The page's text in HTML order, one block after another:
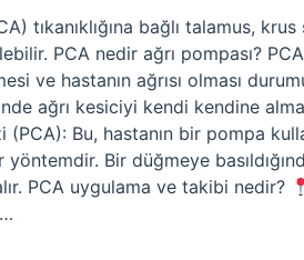
tıkanıklığına bağlı talamus,
PCA nedir ağrı pompası? PCA
ve hastanın ağrısı olması
ağrı kesiciyi kendi kendine
Bu, hastanın bir pompa
Bir düğmeye
PCA uygulama ve takibi nedir?